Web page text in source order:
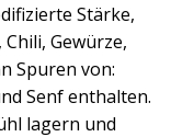
Stärke,
Gewürze,
Spuren von:
Senf enthalten.
lagern und